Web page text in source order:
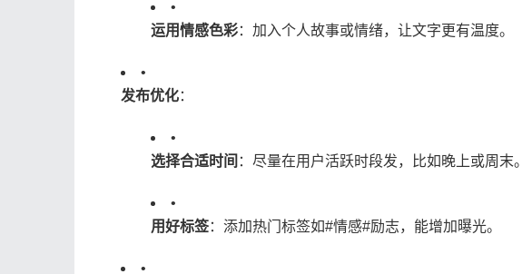
•
​运用情感色彩​​：加入个人故事或情绪，让文字更有温度。
•
​发布优化​​：
•
​选择合适时间​ ​：尽量在用户活跃时段发，比如晚上或周末。
•
​用好标签​​：添加热门标签如#情感#励志，能增加曝光。
•